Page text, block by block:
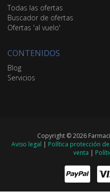
Todas las ofertas
Buscador de ofertas
Ofertas 'al vuelo'
CONTENIDOS
Blog
Servicios
Copyright © 2026
Aviso legal | Política protección
venta |